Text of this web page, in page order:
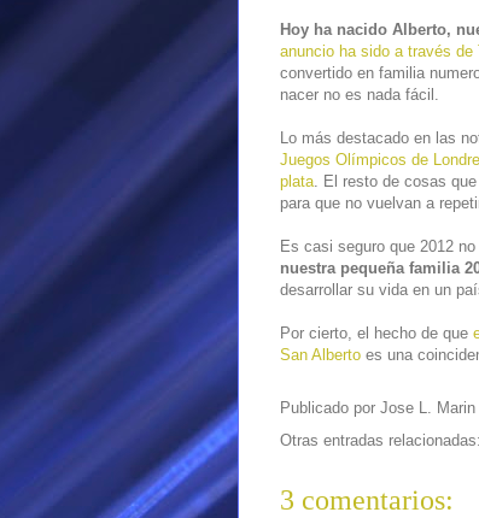
Hoy ha nacido Alberto,
anuncio ha sido a través de
convertido en familia
nacer no es nada fácil.
Lo más destacado en las
Juegos Olímpicos de
plata. El resto de cosas
para que no vuelvan a
Es casi seguro que 2012
nuestra pequeña familia
desarrollar su vida en un
Por cierto, el hecho de que
San Alberto es una
Publicado por Jose L. Marin
Otras entradas relacionadas:
3 comentarios: